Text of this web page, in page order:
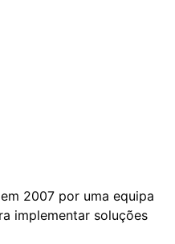
2007 por uma equipa
implementar soluções